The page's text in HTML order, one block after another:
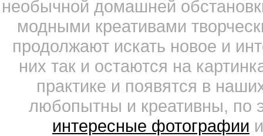
необычной домашней
модными креативами
продолжают искать новое и
них так и остаются на
практике и появятся в
любопытны и креативны, по
интересные фотографии